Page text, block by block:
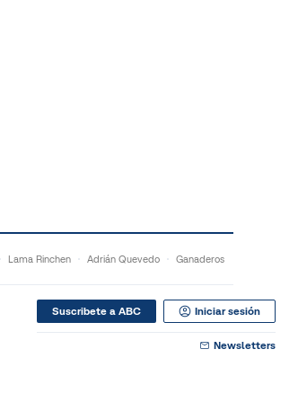
Lama Rinchen Adrián Quevedo Ganaderos
Suscribete a ABC Iniciar sesión
Newsletters